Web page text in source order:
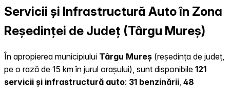
Servicii și Infrastructură Auto în Zona
Reședinței de Județ (Târgu Mureș)
În apropierea municipiului Târgu Mureș (reședința de județ,
pe o rază de 15 km în jurul orașului), sunt disponibile 121
servicii și infrastructură auto: 31 benzinării, 48